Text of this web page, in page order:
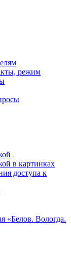
режим
в картинках
доступа к
«Белов. Вологда.